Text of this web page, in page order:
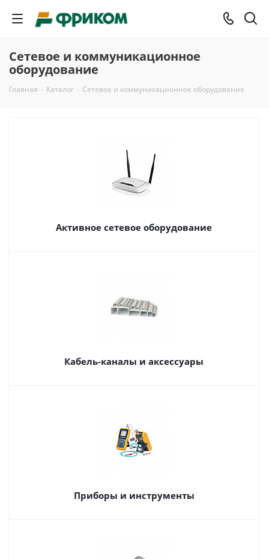
Сетевое и коммуникационное
оборудование
Главная - Каталог - Сетевое и коммуникационное оборудование
Активное сетевое оборудование
Кабель-каналы и аксессуары
Приборы и инструменты